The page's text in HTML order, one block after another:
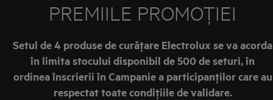
PREMIILE PROMOŢIEI
Setul de 4 produse de curăţare Electrolux se va acorda
în limita stocului disponibil de 500 de seturi, în
ordinea înscrierii în Campanie a participanţilor care au
respectat toate condiţiile de validare.